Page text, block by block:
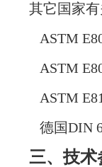
其它国家
ASTM
ASTM
ASTM
德国DIN
三、技术